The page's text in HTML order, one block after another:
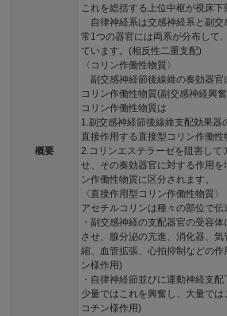
概要
これを総括する上位中枢が視床下
自律神経系は交感神経系と副交
常1つの器官には両系が分布して
ています。(相反性二重支配)
〈コリン作働性物質〉
副交感神経節後線維の奏効器官
コリン作働性物質(副交感神経興
コリン作働性物質は
1.副交感神経節後線維支配効果器
直接作用する直接型コリン作働性
2.コリンエステラーゼを阻害して
せ、その奏効器官に対する作用を
ン作働性物質に区分されます。
〈直接作用型コリン作働性物質〉
アセチルコリンは種々の部位で伝
・副交感神経の支配器官の受容
させ、腺分泌の亢進、消化器、
縮、血管拡張、心拍抑制などの作
ン様作用)
・自律神経節並びに運動神経支配
少量ではこれを興奮し、大量で
コチン様作用)